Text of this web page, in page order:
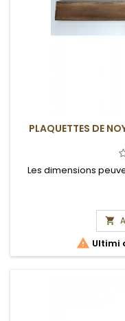
PLAQUETTES DE
Les dimensions

 Ultimi